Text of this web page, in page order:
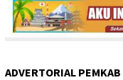
ADVERTORIAL